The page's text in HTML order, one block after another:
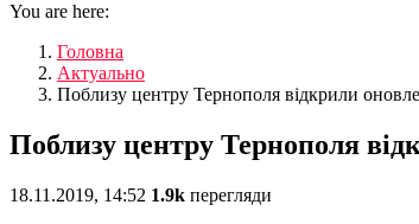
You are here:
Головна
Актуально
Поблизу центру Тернополя відкрили
Поблизу центру Тернополя
18.11.2019, 14:52 1.9k перегляди